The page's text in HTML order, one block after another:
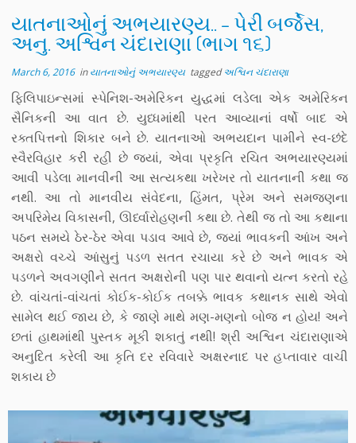
યાતનાઓનું અભયારણ્ય.. – પેરી બર્જેસ,
અનુ. અશ્વિન ચંદારાણા (ભાગ ૧૬)
March 6, 2016inયાતનાઓનું અભયારણ્ય taggedઅશ્વિન ચંદારાણા
ફિલિપાઇન્સમાં સ્પેનિશ-અમેરિકન યુદ્ધમાં લડેલા એક અમેરિકન
સૈનિકની આ વાત છે. યુધ્ધમાંથી પરત આવ્યાનાં વર્ષો બાદ એ
રક્તપિત્તનો શિકાર બને છે. યાતનાઓ અભયદાન પામીને સ્વ-છંદે
સ્વૈરવિહાર કરી રહી છે જ્યાં, એવા પ્રકૃતિ રચિત અભયારણ્યમાં
આવી પડેલા માનવીની આ સત્યકથા ખરેખર તો યાતનાની કથા જ
નથી. આ તો માનવીય સંવેદના, હિંમત, પ્રેમ અને સમજણના
અપરિમેય વિકાસની, ઊર્ધ્વારોહણની કથા છે. તેથી જ તો આ કથાના
પઠન સમયે ઠેર-ઠેર એવા પડાવ આવે છે, જ્યાં ભાવકની આંખ અને
અક્ષરો વચ્ચે આંસુનું પડળ સતત રચાયા કરે છે અને ભાવક એ
પડળને અવગણીને સતત અક્ષરોની પણ પાર થવાનો યત્ન કરતો રહે
છે. વાંચતાં-વાંચતાં કોઈક-કોઈક તબક્કે ભાવક કથાનક સાથે એવો
સામેલ થઈ જાય છે, કે જાણે માથે મણ-મણનો બોજ ન હોય! અને
છતાં હાથમાંથી પુસ્તક મૂકી શકાતું નથી! શ્રી અશ્વિન ચંદારાણાએ
અનુદિત કરેલી આ કૃતિ દર રવિવારે અક્ષરનાદ પર હપ્તાવાર વાચી
શકાય છે